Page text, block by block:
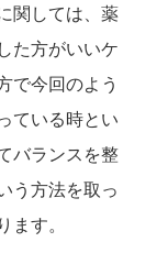
関しては、薬
た方がいいケ
で今回のよう
ている時とい
バランスを整
う方法を取っ
ます。